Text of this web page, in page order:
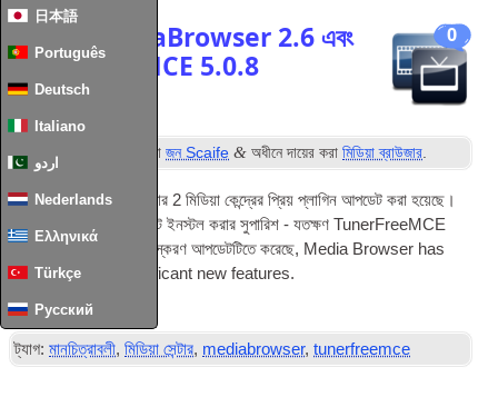
日本語
Português
Deutsch
Italiano
اردو
Nederlands
Ελληνικά
Türkçe
Русский
0
আপডেট: MediaBrowser 2.6 এবং
TunerFreeMCE 5.0.8
পোস্ট 11 দ্বারাজন Scaife & অধীনে দায়ের করামিডিয়া ব্রাউজার.
গত কয়েক দিনের মধ্যে আমার 2 মিডিয়া কেন্দ্রের প্রিয় প্লাগিন আপডেট করা হয়েছে।
আমি অত্যন্ত উভয় আপডেট ইনস্টল করার সুপারিশ - যতক্ষণ TunerFreeMCE
শুধুমাত্র একটি ছোটখাট সংস্করণ আপডেটটিতে করেছে, Media Browser has
added sev­er­al sig­ni­fic­ant new features.
ট্যাগ: মানচিত্রাবলী,মিডিয়া সেন্টার, mediabrowser,tunerfreemce